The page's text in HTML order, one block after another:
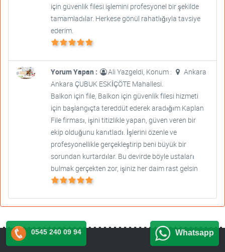
için güvenlik filesi işlemini profesyonel bir şekilde
tamamladılar. Herkese gönül rahatlığıyla tavsiye
ederim.
Yorum Yapan : Ali Yazgeldi, Konum :
Ankara
Ankara ÇUBUK ESKİÇÖTE Mahallesi.
Balkon için file, Balkon için güvenlik filesi hizmeti
için başlangıçta tereddüt ederek aradığım Kaplan
File firması, işini titizlikle yapan, güven veren bir
ekip olduğunu kanıtladı. İşlerini özenle ve
profesyonellikle gerçekleştirip beni büyük bir
sorundan kurtardılar. Bu devirde böyle ustaları
bulmak gerçekten zor, işiniz her daim rast gelsin
0545 240 09 94 Whatsapp